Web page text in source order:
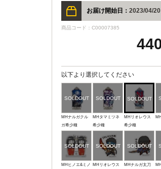
お届け開始日： 2023/04/20
商品コード：C00007385
以下より選択してください
MHナルガクル
ガ希少種
MHタマミツネ
希少種
MHリオレウス
希少種
MHヒノエ&ミノ
MHリオレウス
MHナルガ太刀